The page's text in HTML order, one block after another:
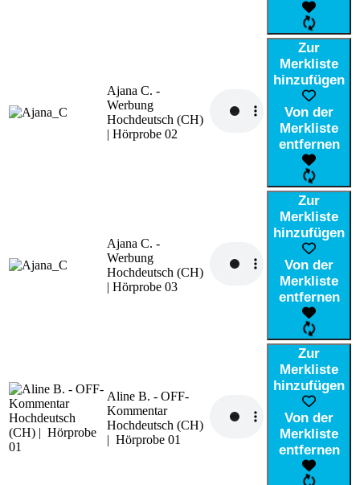
Ajana C. -
Werbung
Hochdeutsch (CH)
| Hörprobe 02
Zur
Merkliste
hinzufügen
Von der
Merkliste
entfernen
Ajana C. -
Werbung
Hochdeutsch (CH)
| Hörprobe 03
Zur
Merkliste
hinzufügen
Von der
Merkliste
entfernen
Aline B. - OFF-
Kommentar
Hochdeutsch (CH)
| Hörprobe 01
Zur
Merkliste
hinzufügen
Von der
Merkliste
entfernen